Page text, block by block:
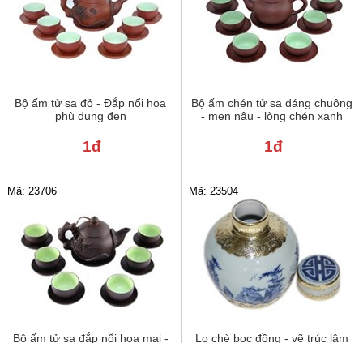
Bộ ấm tử sa đỏ - Đắp nổi hoa
phù dung đen
1đ
Bộ ấm chén tử sa dáng chuông
- men nâu - lòng chén xanh
1đ
Bộ ấm tử sa đắp nổi hoa mai -
Mã: 23706
Lọ chè bọc đồng - vẽ trúc lâm
Mã: 23504